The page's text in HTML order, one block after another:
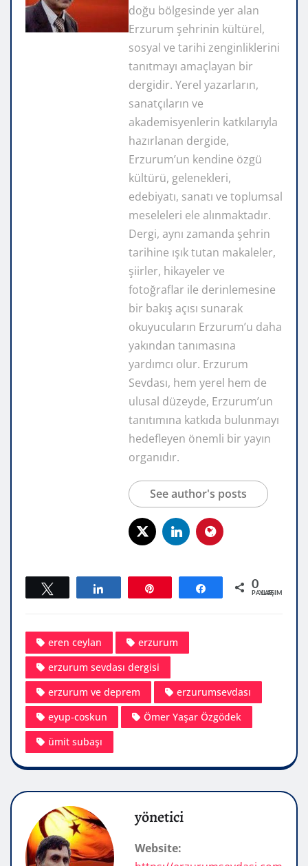
doğu bölgesinde yer alan
Erzurum şehrinin kültürel,
sosyal ve tarihi zenginliklerini
tanıtmayı amaçlayan bir
dergidir. Yerel yazarların,
sanatçıların ve
akademisyenlerin katkılarıyla
hazırlanan dergide,
Erzurum’un kendine özgü
kültürü, gelenekleri,
edebiyatı, sanatı ve toplumsal
meseleleri ele alınmaktadır.
Dergi, aynı zamanda şehrin
tarihine ışık tutan makaleler,
şiirler, hikayeler ve
fotoğraflar ile derinlemesine
bir bakış açısı sunarak
okuyucuların Erzurum’u daha
yakından tanımasına
yardımcı olur. Erzurum
Sevdası, hem yerel hem de
ulusal düzeyde, Erzurum’un
tanıtımına katkıda bulunmayı
hedefleyen önemli bir yayın
organıdır.
See author's posts
Tweetle Paylaş 0
PAYLAŞIMLAR
eren ceylan
erzurum
erzurum sevdası dergisi
erzurum ve deprem
erzurumsevdası
eyup-coskun
Ömer Yaşar Özgödek
ümit subaşı
yönetici
Website: